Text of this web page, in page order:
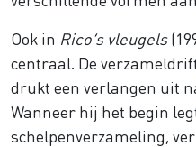
Ook in Rico’s vleugels
centraal. De
drukt een verlangen uit
Wanneer hij het begin
schelpenverzameling,